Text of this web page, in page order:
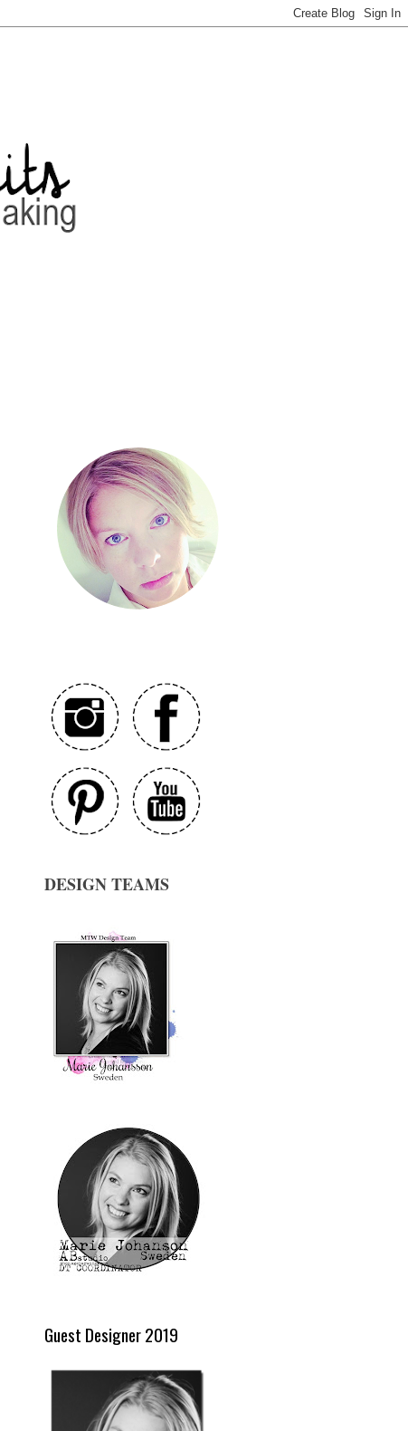
DESIGN TEAMS
Guest Designer 2019